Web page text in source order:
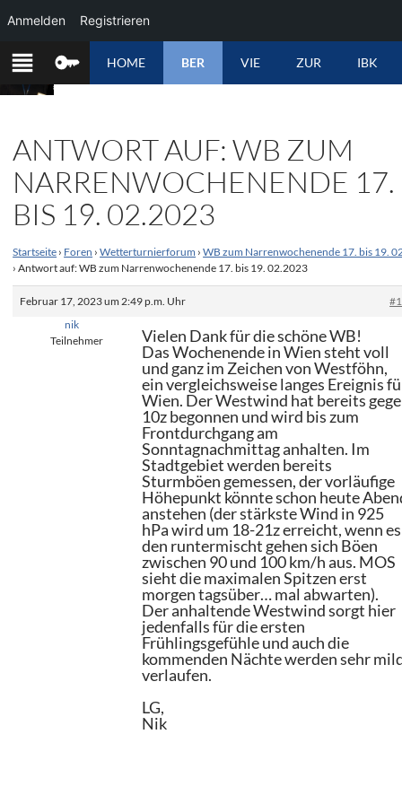
ZUM
INHALT
SPRINGEN
HOME BER VIE ZUR IBK
ANTWORT AUF: WB ZUM
NARRENWOCHENENDE 17.
BIS 19. 02.2023
Startseite › Foren › Wetterturnierforum › WB zum Narrenwochenende 17. bis 19.
› Antwort auf: WB zum Narrenwochenende 17. bis 19. 02.2023
Februar 17, 2023 um 2:49 p.m. Uhr
nik
Teilnehmer
Vielen Dank für die schöne WB!
Das Wochenende in Wien steht voll
und ganz im Zeichen von Westföhn,
ein vergleichsweise langes Ereignis
Wien. Der Westwind hat bereits
10z begonnen und wird bis zum
Frontdurchgang am
Sonntagnachmittag anhalten. Im
Stadtgebiet werden bereits
Sturmböen gemessen, der vorläufige
Höhepunkt könnte schon heute
anstehen (der stärkste Wind in 925
hPa wird um 18-21z erreicht, wenn es
den runtermischt gehen sich Böen
zwischen 90 und 100 km/h aus. MOS
sieht die maximalen Spitzen erst
morgen tagsüber… mal abwarten).
Der anhaltende Westwind sorgt hier
jedenfalls für die ersten
Frühlingsgefühle und auch die
kommenden Nächte werden sehr
verlaufen.
LG,
Nik
Anmelden Registrieren